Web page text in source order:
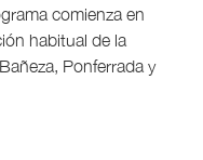
comienza en
habitual de la
Ponferrada y